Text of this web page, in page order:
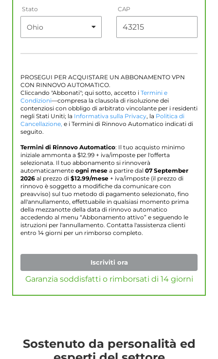
Stato CAP
PROSEGUI PER ACQUISTARE UN ABBONAMENTO VPN
CON RINNOVO AUTOMATICO.
Cliccando "Abbonati"; qui sotto, accetto i Termini e
Condizioni—compresa la clausola di risoluzione dei
contenziosi con obbligo di arbitrato vincolante per i residenti
negli Stati Uniti; la Informativa sulla Privacy, la Politica di
Cancellazione, e i Termini di Rinnovo Automatico indicati di
seguito.
Termini di Rinnovo Automatico: Il tuo acquisto minimo
iniziale ammonta a $12.99 + iva/imposte per l'offerta
selezionata. Il tuo abbonamento si rinnoverà
automaticamente ogni mese a partire dal 07 September
2026 al prezzo di $12.99/mese + iva/imposte (il prezzo di
rinnovo è soggetto a modifiche da comunicare con
preavviso) sul tuo metodo di pagamento selezionato, fino
all'annullamento, effettuabile in qualsiasi momento prima
della mezzanotte della data di rinnovo automatico
accedendo al menu “Abbonamento attivo” e seguendo le
istruzioni per l'annullamento. Contatta l'assistenza clienti
entro 14 giorni per un rimborso completo.
Iscriviti ora
Garanzia soddisfatti o rimborsati di 14 giorni
Sostenuto da personalità ed